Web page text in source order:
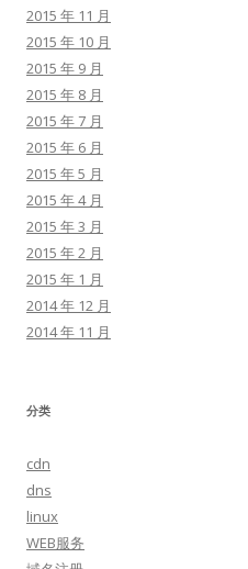
2015 年 11 月
2015 年 10 月
2015 年 9 月
2015 年 8 月
2015 年 7 月
2015 年 6 月
2015 年 5 月
2015 年 4 月
2015 年 3 月
2015 年 2 月
2015 年 1 月
2014 年 12 月
2014 年 11 月
分类
cdn
dns
linux
WEB服务